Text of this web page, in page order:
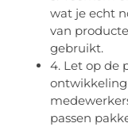
wat je echt
van
gebruikt.
4. Let op de
ontwikkeling
passen